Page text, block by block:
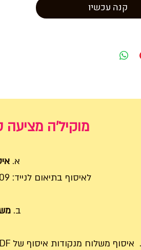
קנה עכשיו
מוקיל'ה מציעה
א.
לאיסוף בתיאום לנייד: 052-8354009 (ניתן לאסוף גם בשעות הערב וסופ"ש).
ב.
איסוף משלוח מנקודות איסוף של HDF (